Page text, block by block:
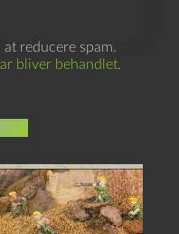
reducere spam.
bliver behandlet.